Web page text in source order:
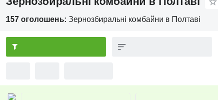
157 оголошень: Зернозбиральні комбайни в Полтаві